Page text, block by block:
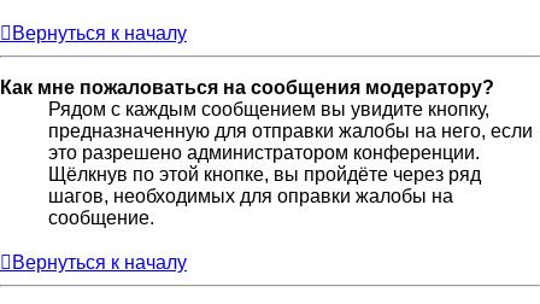
Вернуться к началу
Как мне пожаловаться на сообщения модератору?
Рядом с каждым сообщением вы увидите кнопку,
предназначенную для отправки жалобы на него, если
это разрешено администратором конференции.
Щёлкнув по этой кнопке, вы пройдёте через ряд
шагов, необходимых для оправки жалобы на
сообщение.
Вернуться к началу